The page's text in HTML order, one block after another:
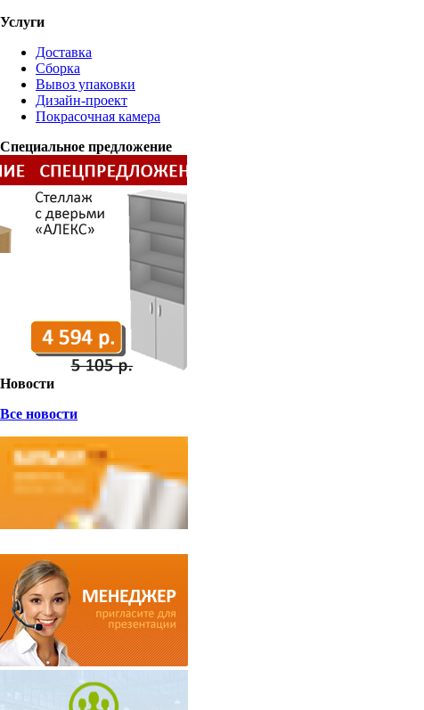
Услуги
Доставка
Сборка
Вывоз упаковки
Дизайн-проект
Покрасочная камера
Специальное предложение
Новости
Все новости